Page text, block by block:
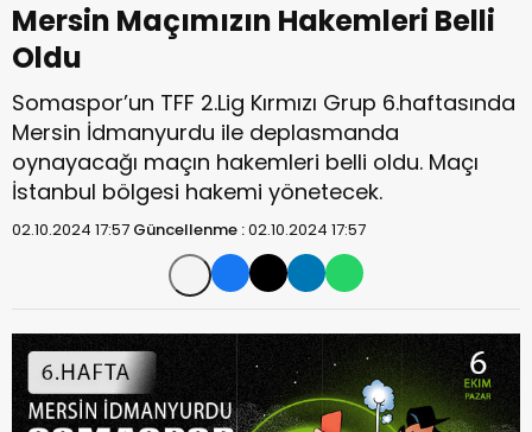
Mersin Maçımızın Hakemleri Belli
Oldu
Somaspor’un TFF 2.Lig Kırmızı Grup 6.haftasında
Mersin İdmanyurdu ile deplasmanda
oynayacağı maçın hakemleri belli oldu. Maçı
İstanbul bölgesi hakemi yönetecek.
02.10.2024 17:57 Güncellenme :02.10.2024 17:57